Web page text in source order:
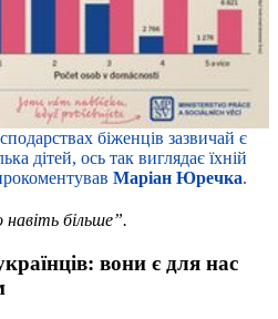
біженців зазвичай є
дітей, ось так виглядає їхній
Маріан Юречка.
навіть більше”.
вони є для нас